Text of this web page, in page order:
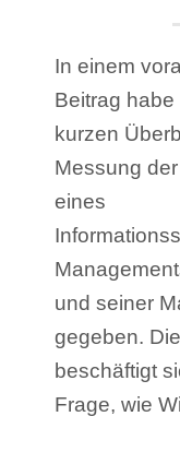
In einem
Beitrag
kurzen
Messung
eines
und seiner
gegeben.
beschäftigt
Frage, wie